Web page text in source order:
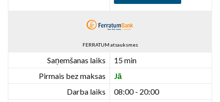
FERRATUM atsauksmes
Saņemšanas laiks
15 min
Pirmais bez maksas
Jā
Darba laiks
08:00 - 20:00